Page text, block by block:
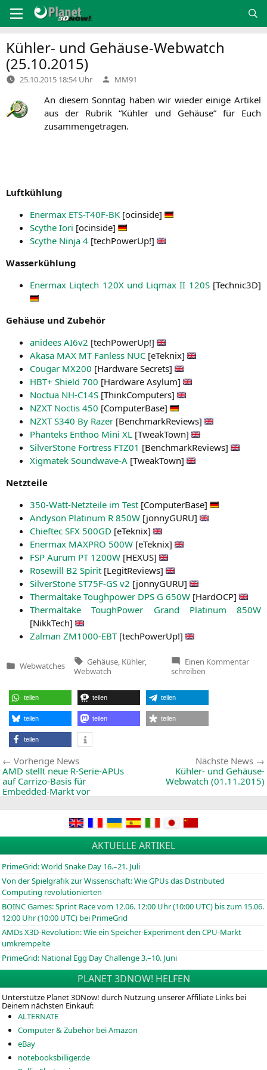
Inhalt
springen
Kühler- und Gehäuse-Webwatch
(25.10.2015)
25.10.2015 18:54 Uhr Verfasst
von
MM91
An die­sem Sonn­tag haben wir wie­der eini­ge Arti­kel
aus der Rubrik “Küh­ler und Gehäu­se” für Euch
zusammengetragen.
Luft­küh­lung
Ener­max ETS-T40F-BK [ocin­si­de]
Scy­the Iori [ocin­si­de]
Scy­the Nin­ja 4 [tech­Power­Up!]
Was­ser­küh­lung
Ener­max Liq­tech 120Xund Liq­maxII 120S[Technic3D]
Gehäu­se und Zubehör
ani­de­es AI6v2 [tech­Power­Up!]
Aka­sa MAX MTFan­less NUC [eTe­knix]
Cou­gar MX200 [Hard­ware Secrets]
HBT+ Shield 700 [Hard­ware Asylum]
Noc­tua NH-C14S [Think­Com­pu­ters]
NZXTNoc­tis 450 [Com­pu­ter­Ba­se]
NZXT S340 By Razer [Bench­markRe­views]
Phan­teks Enthoo Mini XL [Tweak­Town]
Sil­ver­Stone Fort­ress FTZ01 [Bench­markRe­views]
Xig­ma­tek Soundwave‑A [Tweak­Town]
Netz­tei­le
350-Watt-Netz­tei­le im Test [Com­pu­ter­Ba­se]
Andy­son Pla­ti­num R 850W [jon­ny­GU­RU]
Chief­tec SFX 500GD [eTe­knix]
Ener­max MAXPRO 500W [eTe­knix]
FSP Aurum PT 1200W [HEXUS]
Rose­will B2 Spi­rit [Legit­Re­views]
Sil­ver­Stone ST75F-GS v2 [jon­ny­GU­RU]
Ther­mal­ta­ke Tough­power DPS G 650W [Har­dOCP]
Ther­mal­ta­ke Tough­Power Grand Pla­ti­num 850W
[NikkTech]
Zal­man ZM1000-EBT[tech­Power­Up!]
Veröffentlicht
Webwatches
Tags:
Gehäuse Kühler
Webwatch
Einen Kommentarzu
schreiben
teilen teilen teilen
teilen teilen teilen
teilen
Beitragsnavigation
Vorherige NewsVorherige
News:
AMD stellt neue R‑Serie-APUs
auf Carrizo-Basis für
Embedded-Markt vor
Nächste News
Kühler- und Gehäuse-
Webwatch (01.11.2015)
AKTUELLE ARTIKEL
PrimeGrid: World Snake Day 16.–21. Juli
Von der Spielgrafik zur Wissenschaft: Wie GPUs das Distributed
Computing revolutionierten
BOINCGames: Sprint Race vom 12.06. 12:00 Uhr (10:00 UTC) bis zum 15.06.
12:00 Uhr (10:00 UTC) bei PrimeGrid
AMDs X3D-Revolution: Wie ein Speicher-Experiment den CPU-Markt
umkrempelte
PrimeGrid: National Egg Day Challenge 3.–10. Juni
PLANET 3DNOW! HELFEN
Unterstütze Planet 3DNow! durch Nutzung unserer Affiliate Links bei
Deinem nächsten Einkauf:
ALTERNATE
Computer & Zubehör bei Amazon
eBay
notebooksbilliger.de